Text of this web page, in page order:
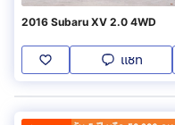
2016 Subaru XV 2.0 4WD
แชท